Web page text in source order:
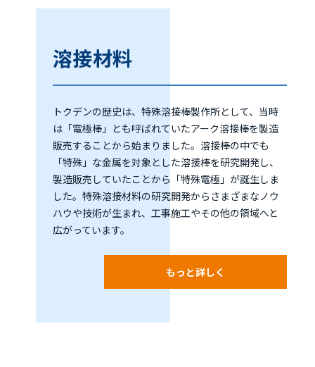
溶接材料
トクデンの歴史は、特殊溶接棒製作所として、当時
は「電極棒」とも呼ばれていたアーク溶接棒を製造
販売することから始まりました。溶接棒の中でも
「特殊」な金属を対象とした溶接棒を研究開発し、
製造販売していたことから「特殊電極」が誕生しま
した。特殊溶接材料の研究開発からさまざまなノウ
ハウや技術が生まれ、工事施工やその他の領域へと
広がっています。
もっと詳しく